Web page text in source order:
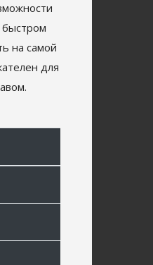
быстром
на самой
для